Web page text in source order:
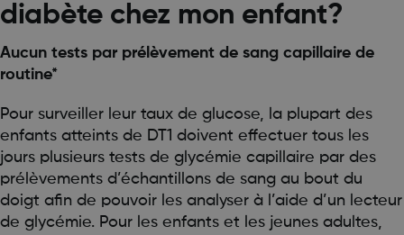
diabète chez mon enfant?
Aucun tests par prélèvement de sang capillaire de
routine*
Pour surveiller leur taux de glucose, la plupart des
enfants atteints de DT1 doivent effectuer tous les
jours plusieurs tests de glycémie capillaire par des
prélèvements d’échantillons de sang au bout du
doigt afin de pouvoir les analyser à l’aide d’un lecteur
de glycémie. Pour les enfants et les jeunes adultes,